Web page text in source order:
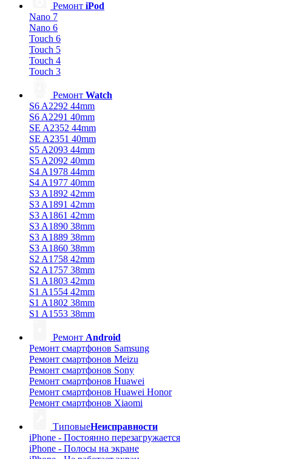
Ремонт iPod
Nano 7
Nano 6
Touch 6
Touch 5
Touch 4
Touch 3
Ремонт Watch
S6 A2292 44mm
S6 A2291 40mm
SE A2352 44mm
SE A2351 40mm
S5 A2093 44mm
S5 A2092 40mm
S4 A1978 44mm
S4 A1977 40mm
S3 A1892 42mm
S3 A1891 42mm
S3 A1861 42mm
S3 A1890 38mm
S3 A1889 38mm
S3 A1860 38mm
S2 A1758 42mm
S2 A1757 38mm
S1 A1803 42mm
S1 A1554 42mm
S1 A1802 38mm
S1 A1553 38mm
Ремонт Android
Ремонт смартфонов Samsung
Ремонт смартфонов Meizu
Ремонт смартфонов Sony
Ремонт смартфонов Huawei
Ремонт смартфонов Huawei Honor
Ремонт смартфонов Xiaomi
ТиповыеНеисправности
iPhone - Постоянно перезагружается
iPhone - Полосы на экране